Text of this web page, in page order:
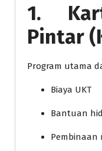
1.
Pintar
Program utama
Biaya UKT
Bantuan
Pembinaan